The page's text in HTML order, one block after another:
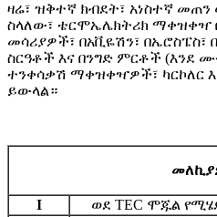
ዛሬ፣ ዝቅተኛ ክብደት፣ አነስተኛ
ስላለው፣ ቴርሞኤሌክትሪክ ማቀዝቀዣ
መሳሪያዎች፣ በአቪዬሽን፣ በኤሮስፔስ፣
ስርዓቶች እና በንግድ ምርቶች (እንደ
ተንቀሳቃሽ ማቀዝቀዣዎች፣ ካርኮለር
ይውላል።
I
ወደ TEC ሞጁል